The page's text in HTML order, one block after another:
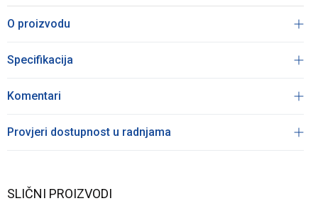
O proizvodu
Specifikacija
Komentari
Provjeri dostupnost u radnjama
SLIČNI PROIZVODI